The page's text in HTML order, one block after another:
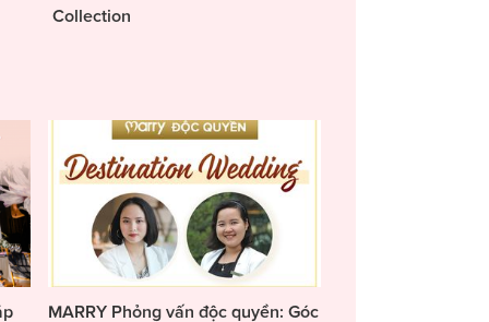
Collection
MARRY Phỏng vấn độc quyền: Góc